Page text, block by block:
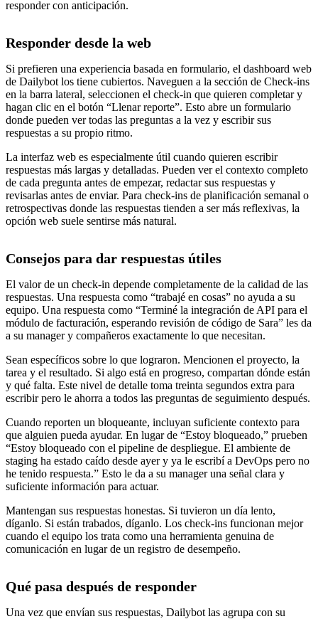
responder con anticipación.
Responder desde la web
Si prefieren una experiencia basada en formulario, el dashboard web
de Dailybot los tiene cubiertos. Naveguen a la sección de Check-ins
en la barra lateral, seleccionen el check-in que quieren completar y
hagan clic en el botón “Llenar reporte”. Esto abre un formulario
donde pueden ver todas las preguntas a la vez y escribir sus
respuestas a su propio ritmo.
La interfaz web es especialmente útil cuando quieren escribir
respuestas más largas y detalladas. Pueden ver el contexto completo
de cada pregunta antes de empezar, redactar sus respuestas y
revisarlas antes de enviar. Para check-ins de planificación semanal o
retrospectivas donde las respuestas tienden a ser más reflexivas, la
opción web suele sentirse más natural.
Consejos para dar respuestas útiles
El valor de un check-in depende completamente de la calidad de las
respuestas. Una respuesta como “trabajé en cosas” no ayuda a su
equipo. Una respuesta como “Terminé la integración de API para el
módulo de facturación, esperando revisión de código de Sara” les da
a su manager y compañeros exactamente lo que necesitan.
Sean específicos sobre lo que lograron. Mencionen el proyecto, la
tarea y el resultado. Si algo está en progreso, compartan dónde están
y qué falta. Este nivel de detalle toma treinta segundos extra para
escribir pero le ahorra a todos las preguntas de seguimiento después.
Cuando reporten un bloqueante, incluyan suficiente contexto para
que alguien pueda ayudar. En lugar de “Estoy bloqueado,” prueben
“Estoy bloqueado con el pipeline de despliegue. El ambiente de
staging ha estado caído desde ayer y ya le escribí a DevOps pero no
he tenido respuesta.” Esto le da a su manager una señal clara y
suficiente información para actuar.
Mantengan sus respuestas honestas. Si tuvieron un día lento,
díganlo. Si están trabados, díganlo. Los check-ins funcionan mejor
cuando el equipo los trata como una herramienta genuina de
comunicación en lugar de un registro de desempeño.
Qué pasa después de responder
Una vez que envían sus respuestas, Dailybot las agrupa con su